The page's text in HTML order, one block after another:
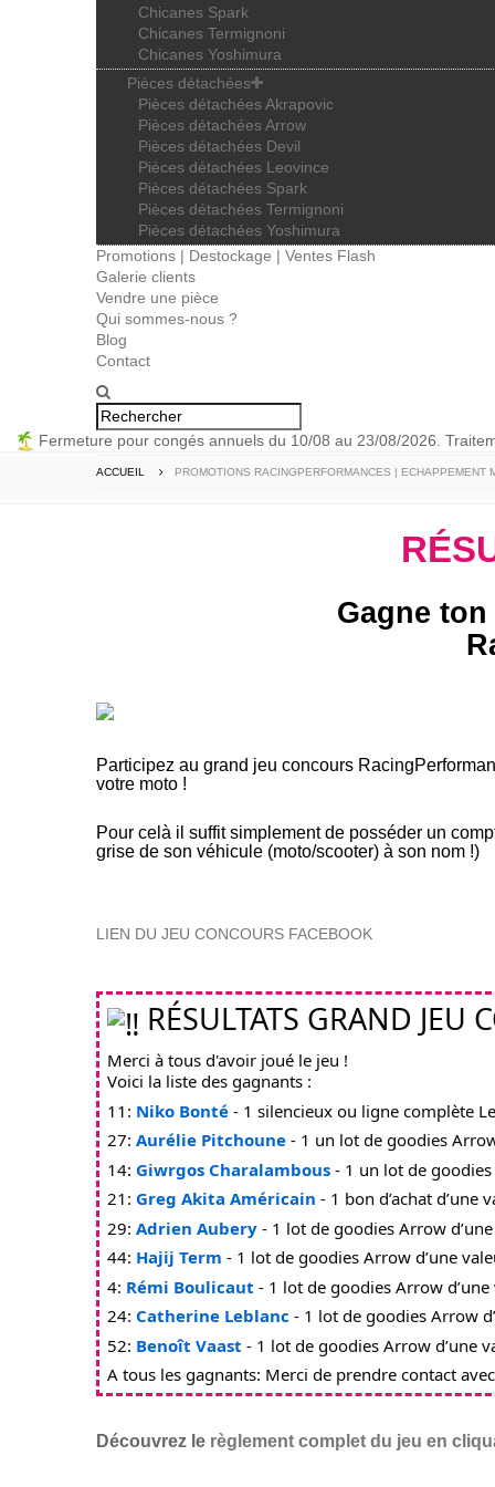
Chicanes Spark
Chicanes Termignoni
Chicanes Yoshimura
Pièces détachées
Pièces détachées Akrapovic
Pièces détachées Arrow
Pièces détachées Devil
Pièces détachées Leovince
Pièces détachées Spark
Pièces détachées Termignoni
Pièces détachées Yoshimura
Promotions | Destockage | Ventes Flash
Galerie clients
Vendre une pièce
Qui sommes-nous ?
Blog
Contact
Fermeture pour congés annuels du 10/08 au 23/08/2026.
ACCUEIL PROMOTIONS RACINGPERFORMANCES | ECHAPPEMENT
Gagne
Participez au grand jeu concours
votre moto !
Pour celà il suffit simplement de posséder un
grise de son véhicule (moto/scooter) à son nom !)
LIEN DU JEU CONCOURS FACEBOOK
RÉSULTATS GRAND JEU
Merci à tous d'avoir joué le jeu !
Voici la liste des gagnants :
11: Niko Bonté - 1 silencieux ou ligne complète
27: Aurélie Pitchoune - 1 un lot de goodies
14: Giwrgos Charalambous - 1 un lot de
21: Greg Akita Américain - 1 bon d’achat
29: Adrien Aubery - 1 lot de goodies Arrow
44: Hajij Term - 1 lot de goodies Arrow d’une
4: Rémi Boulicaut - 1 lot de goodies Arrow
24: Catherine Leblanc - 1 lot de goodies Arrow
52: Benoît Vaast - 1 lot de goodies Arrow d’une
A tous les gagnants: Merci de prendre contact
Découvrez le règlement complet du jeu en